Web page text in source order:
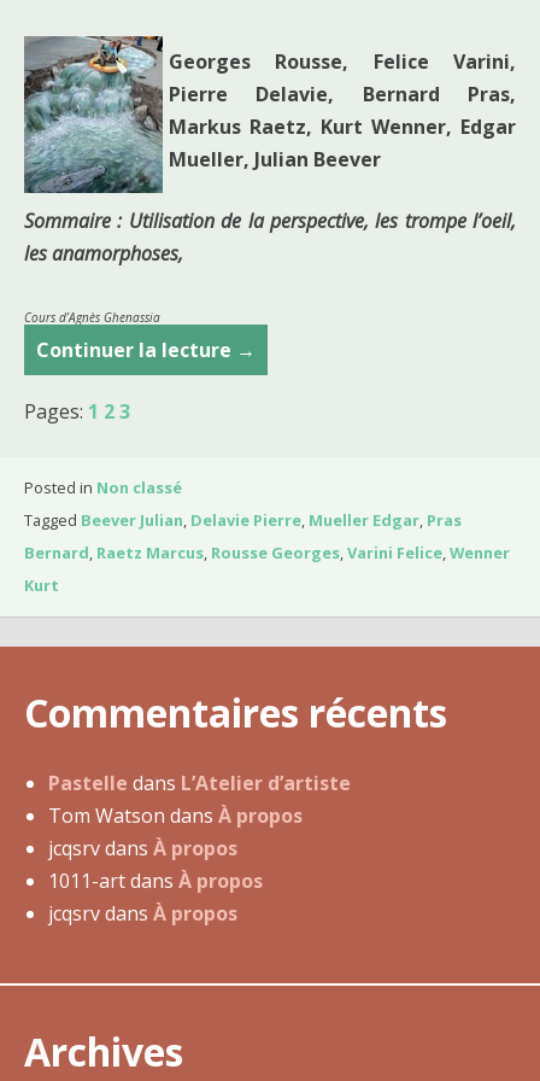
Georges Rousse, Felice Varini,
Pierre Delavie, Bernard Pras,
Markus Raetz, Kurt Wenner, Edgar
Mueller, Julian Beever
Sommaire : Utilisation de la perspective, les trompe l’oeil,
les anamorphoses,
Cours d’Agnès Ghenassia
Continuer la lecture C
o
d
u
4
m
i
0
1
→
Pages: 1 23
Posted in Non classé
Tagged Beever Julian, Delavie Pierre, Mueller Edgar, Pras
Bernard, Raetz Marcus, Rousse Georges,Varini Felice,Wenner
Kurt
Commentaires récents
Pastelle dans L’Atelier d’artiste
Tom Watson dans À propos
jcqsrvdans À propos
1011-artdans À propos
jcqsrvdans À propos
Archives